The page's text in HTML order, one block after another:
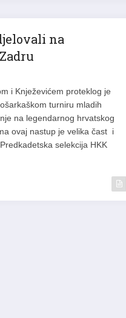
na
i Knježevićem proteklog je
turniru mladih
na legendarnog hrvatskog
ovaj nastup je velika čast i
selekcija HKK